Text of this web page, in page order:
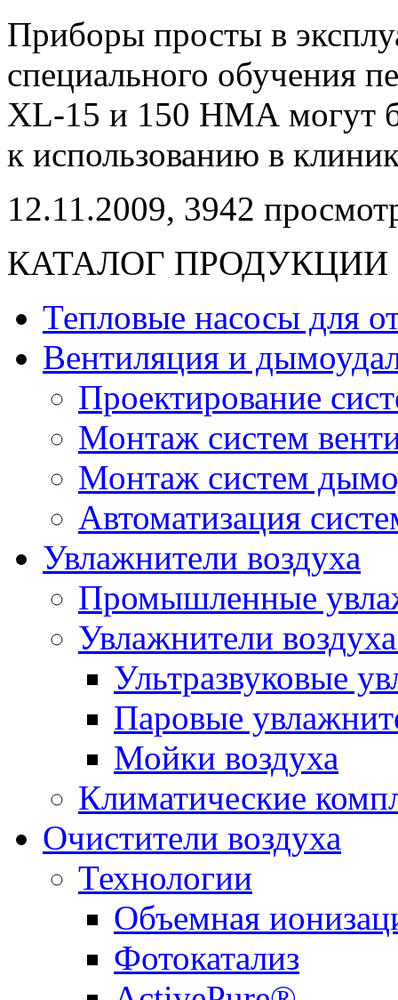
Приборы просты в
специального обучения
XL-15 и 150 НМА могут
к использованию в
12.11.2009, 3942
КАТАЛОГ ПРОДУКЦИИ
Тепловые насосы для
Вентиляция и
Проектирование
Монтаж систем
Монтаж систем
Автоматизация
Увлажнители воздуха
Промышленные
Увлажнители
Ультразвуковые
Паровые
Мойки воздуха
Климатические
Очистители воздуха
Технологии
Объемная
Фотокатализ